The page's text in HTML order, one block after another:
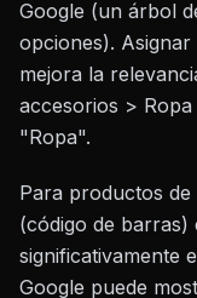
Google (un árbol
opciones).
mejora la
accesorios >
"Ropa".
Para productos
(código de barras)
significativamente
Google puede